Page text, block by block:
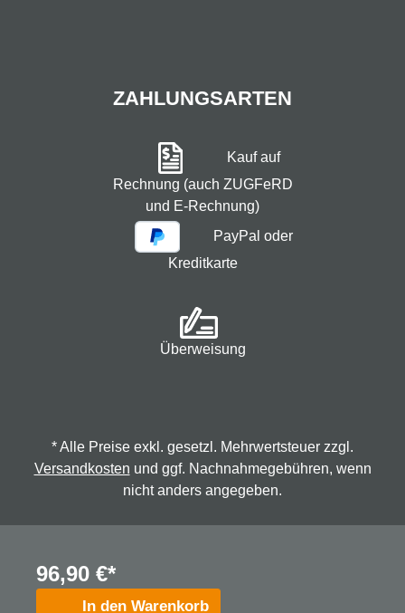
96,90 €*
In den Warenkorb
ZAHLUNGSARTEN
Kauf auf
Rechnung (auch ZUGFeRD
und E-Rechnung)
PayPal oder
Kreditkarte
Überweisung
* Alle Preise exkl. gesetzl. Mehrwertsteuer zzgl.
Versandkosten und ggf. Nachnahmegebühren, wenn
nicht anders angegeben.